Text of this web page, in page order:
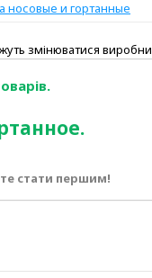
носовые и гортанные
змінюватися
стати першим!